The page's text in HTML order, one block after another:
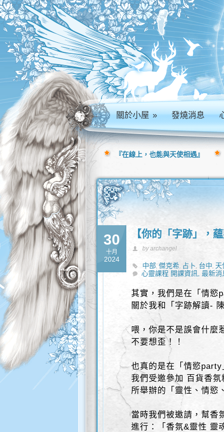
關於小屋» 發燒消息
30
十月
2024
【你的「字跡」，
by archangel
中部, 傑克希, 占卜, 台中, 天
心靈課程 開課資訊, 最新消
其實，我們是在「情
關於我和「字跡解讀-
喂，你是不是誤會什麼
不要想歪！！
也真的是在「情慾party
我們受邀參加 百貨香
所舉辦的「靈性、情慾
當時我們被邀請，幫香
進行：「香氛&靈性 靈
『在線上，也能與天使相遇』